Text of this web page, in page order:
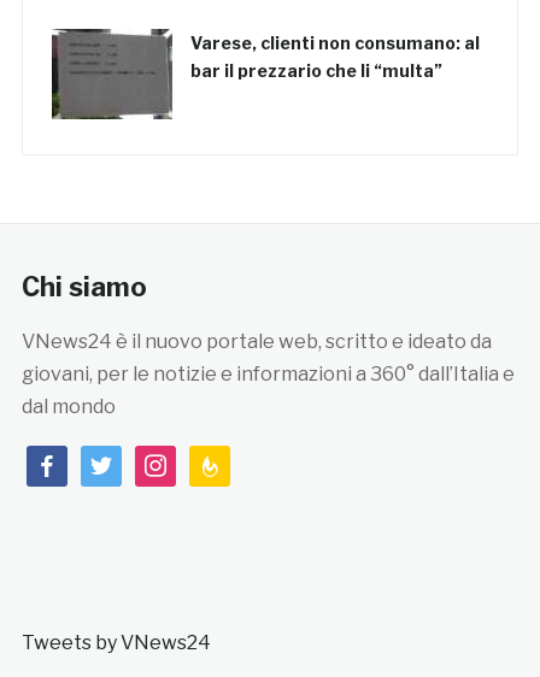
Varese, clienti non consumano: al
bar il prezzario che li “multa”
Chi siamo
VNews24 è il nuovo portale web, scritto e ideato da
giovani, per le notizie e informazioni a 360° dall’Italia e
dal mondo
facebooktwitterinstagramfeedburner
Tweets by VNews24